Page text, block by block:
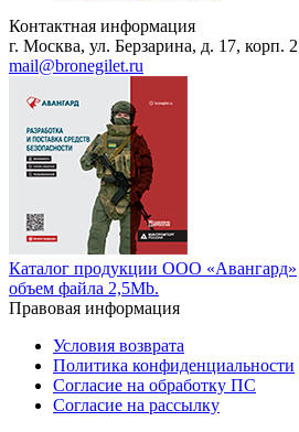
Контактная информация
г. Москва, ул. Берзарина, д. 17, корп. 2
mail@bronegilet.ru
Каталог продукции ООО «Авангард»
объем файла 2,5Mb.
Правовая информация
Условия возврата
Политика конфиденциальности
Согласие на обработку ПС
Согласие на рассылку